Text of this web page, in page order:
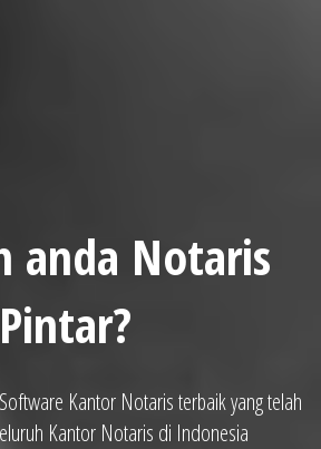
anda Notaris
Pintar?
Kantor Notaris terbaik yang telah
Kantor Notaris di Indonesia